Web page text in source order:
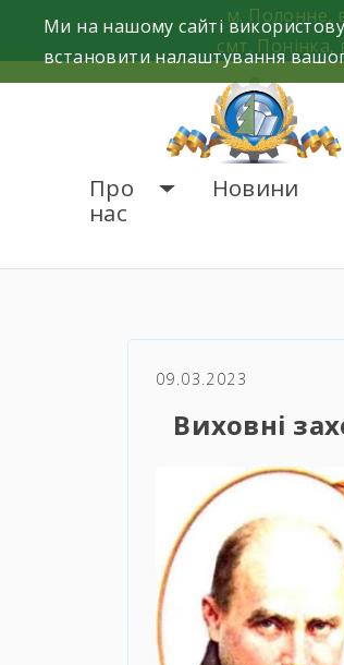
м. Полонне,
смт. Понінка,
Про
нас
Новини
09.03.2023
Виховні
Ми на нашому сайті
встановити налаштування